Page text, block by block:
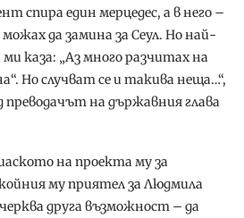
спира един мерцедес, а в него –
да замина за Сеул. Но най-
каза: „Аз много разчитах на
Но случват се и такива неща…“,
на държавния глава
на проекта му за
му приятел за Людмила
друга възможност – да